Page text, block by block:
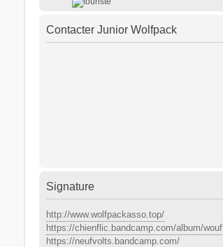
Contacter Junior Wolfpack
Signature
http://www.wolfpackasso.top/
https://chienflic.bandcamp.com/album/wouf
https://neufvolts.bandcamp.com/